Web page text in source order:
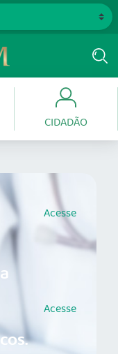
CIDADÃO
Acesse
Acesse